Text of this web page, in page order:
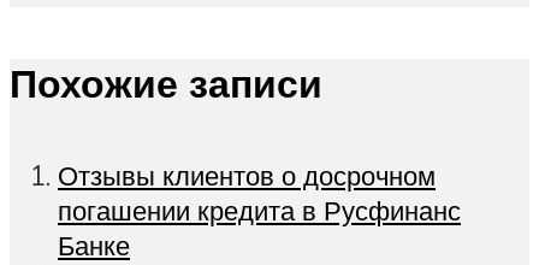
Похожие записи
Отзывы клиентов о досрочном
погашении кредита в Русфинанс
Банке